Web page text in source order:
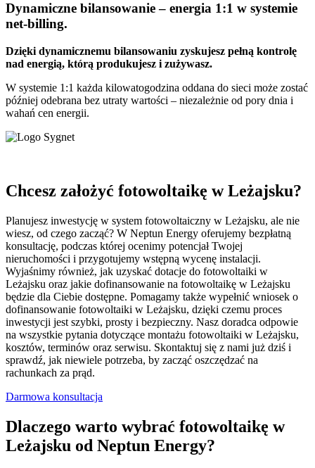
Dynamiczne bilansowanie– energia 1:1 w systemie
net-billing.
Dzięki dynamicznemu bilansowaniu zyskujesz pełną kontrolę
nad energią, którą produkujesz i zużywasz.
W systemie 1:1 każda kilowatogodzina oddana do sieci może zostać
później odebrana bez utraty wartości – niezależnie od pory dnia i
wahań cen energii.
Chcesz założyć fotowoltaikę w Leżajsku?
Planujesz inwestycję w system fotowoltaiczny w Leżajsku, ale nie
wiesz, od czego zacząć? W Neptun Energy oferujemy bezpłatną
konsultację, podczas której ocenimy potencjał Twojej
nieruchomości i przygotujemy wstępną wycenę instalacji.
Wyjaśnimy również, jak uzyskać dotacje do fotowoltaiki w
Leżajsku oraz jakie dofinansowanie na fotowoltaikę w Leżajsku
będzie dla Ciebie dostępne. Pomagamy także wypełnić wniosek o
dofinansowanie fotowoltaiki w Leżajsku, dzięki czemu proces
inwestycji jest szybki, prosty i bezpieczny. Nasz doradca odpowie
na wszystkie pytania dotyczące montażu fotowoltaiki w Leżajsku,
kosztów, terminów oraz serwisu. Skontaktuj się z nami już dziś i
sprawdź, jak niewiele potrzeba, by zacząć oszczędzać na
rachunkach za prąd.
Darmowa konsultacja
Dlaczego warto wybrać fotowoltaikę w
Leżajsku od Neptun Energy?